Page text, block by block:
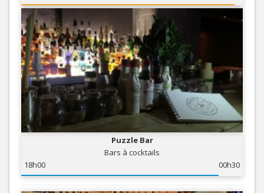
Puzzle Bar
Bars à cocktails
18h00
00h30